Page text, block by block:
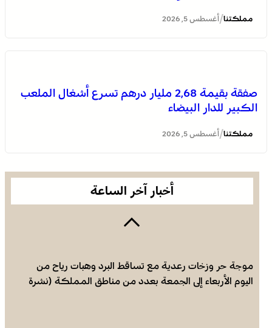
مملكتنا/ أغسطس 5, 2026
صفقة بقيمة 2,68 مليار درهم تسرع أشغال الملعب
الكبير للدار البيضاء
مملكتنا/ أغسطس 5, 2026
أخبار آخر الساعة
عمان .. الاجتماع الوزاري لدعم القدس وأماكنها المقدسة
ويدعم جهود اللجنة ووكالة بيت مال القدس الشريف
موجة حر وزخات رعدية مع تساقط البرد وهبات رياح من
اليوم الأربعاء إلى الجمعة بعدد من مناطق المملكة (نشرة